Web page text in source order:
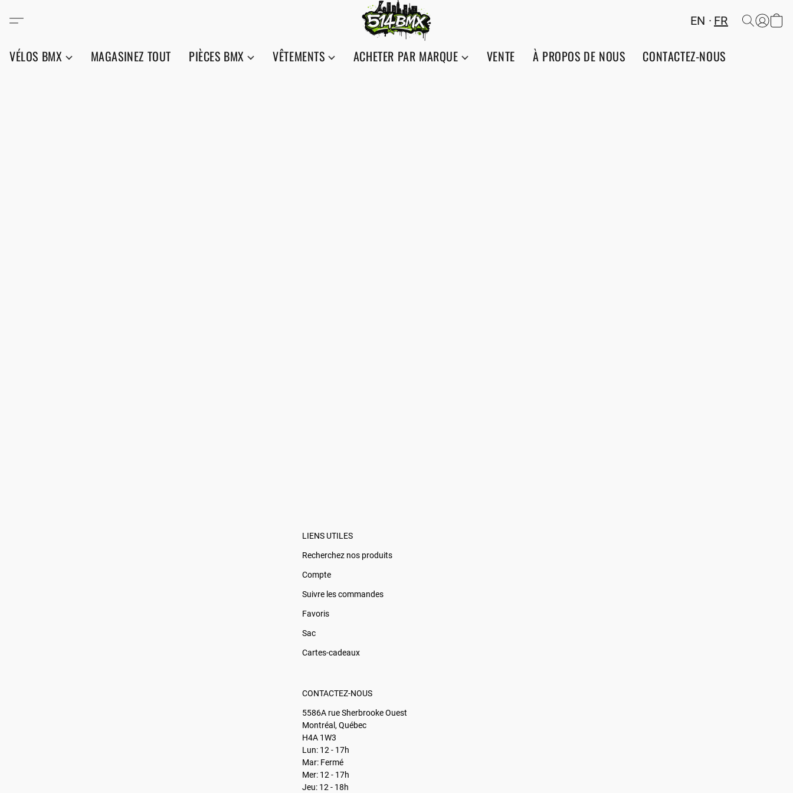
EN FR
VÉLOS BMX MAGASINEZ TOUT PIÈCES BMX VÊTEMENTS ACHETER PAR MARQUE VENTE À PROPOS DE NOUS CONTACTEZ-NOUS
LIENS UTILES
Recherchez nos produits
Compte
Suivre les commandes
Favoris
Sac
Cartes-cadeaux
CONTACTEZ-NOUS
5586A rue Sherbrooke Ouest
Montréal, Québec
H4A 1W3
Lun: 12 - 17h
Mar: Fermé
Mer: 12 - 17h
Jeu: 12 - 18h